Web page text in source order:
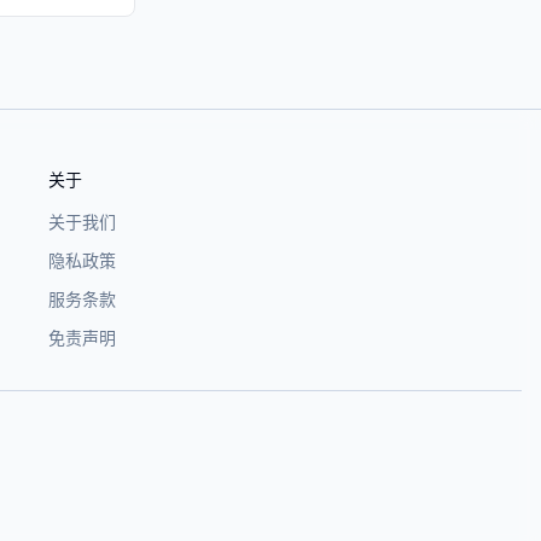
关于
关于我们
隐私政策
服务条款
免责声明